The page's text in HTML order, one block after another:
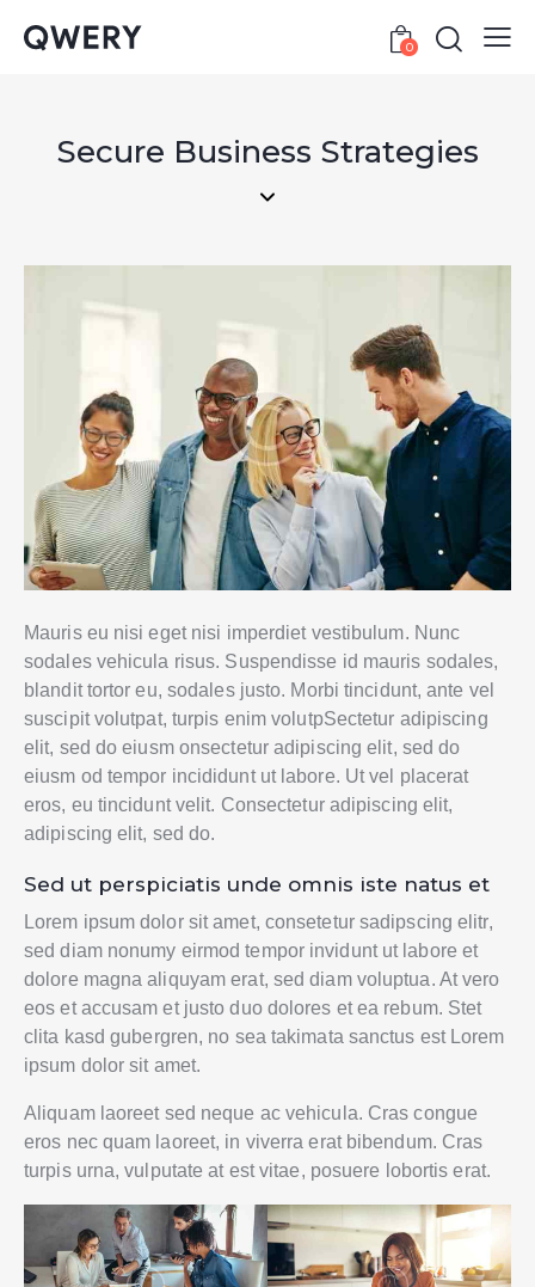
0
Secure Business Strategies
Mauris eu nisi eget nisi imperdiet vestibulum. Nunc
sodales vehicula risus. Suspendisse id mauris sodales,
blandit tortor eu, sodales justo. Morbi tincidunt, ante vel
suscipit volutpat, turpis enim volutpSectetur adipiscing
elit, sed do eiusm onsectetur adipiscing elit, sed do
eiusm od tempor incididunt ut labore. Ut vel placerat
eros, eu tincidunt velit. Consectetur adipiscing elit,
adipiscing elit, sed do.
Sed ut perspiciatis unde omnis iste natus et
Lorem ipsum dolor sit amet, consetetur sadipscing elitr,
sed diam nonumy eirmod tempor invidunt ut labore et
dolore magna aliquyam erat, sed diam voluptua. At vero
eos et accusam et justo duo dolores et ea rebum. Stet
clita kasd gubergren, no sea takimata sanctus est Lorem
ipsum dolor sit amet.
Aliquam laoreet sed neque ac vehicula. Cras congue
eros nec quam laoreet, in viverra erat bibendum. Cras
turpis urna, vulputate at est vitae, posuere lobortis erat.